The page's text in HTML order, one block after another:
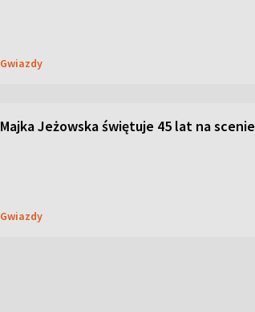
Gwiazdy
Majka Jeżowska świętuje 45 lat na scenie
Gwiazdy